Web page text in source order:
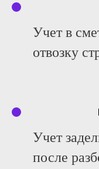
Учет в
отвозку
Учет
после